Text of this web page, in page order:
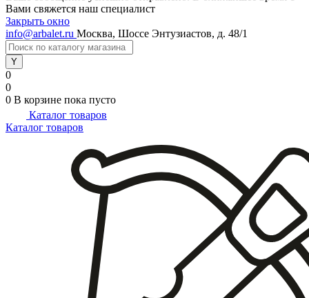
Вами свяжется наш специалист
Закрыть окно
info@arbalet.ru Москва, Шоссе Энтузиастов, д. 48/1
0
0
0 В корзине пока пусто
Каталог товаров
Каталог товаров